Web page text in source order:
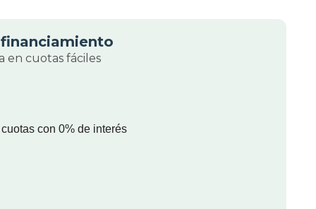
en cuotas fáciles
con 0% de interés